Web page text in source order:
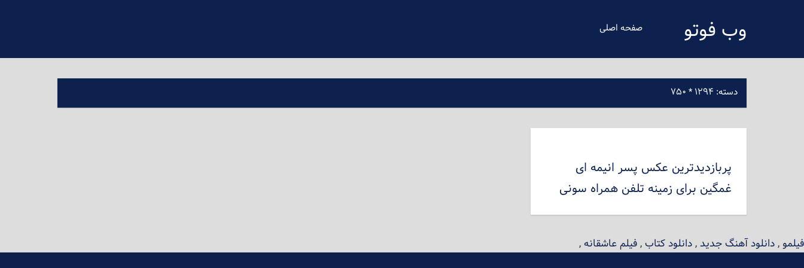
اصلی
وب فوتو صفحه اصلی
دسته: ۱۲۹۴ * ۷۵۰
پربازدیدترین عکس پسر انیمه ای
غمگین برای زمینه تلفن همراه سونی
فیلمو,دانلود آهنگ جدید ,دانلود کتاب,فیلم عاشقانه ,